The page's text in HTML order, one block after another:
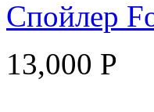
Спойлер
13,000 Р